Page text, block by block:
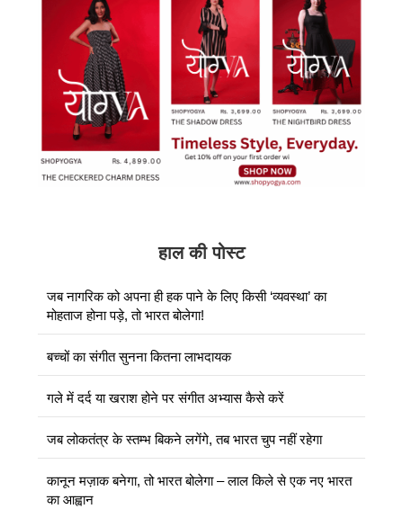
हाल की पोस्ट
जब नागरिक को अपना ही हक पाने के लिए किसी ‘व्यवस्था’ का
मोहताज होना पड़े, तो भारत बोलेगा!
बच्चों का संगीत सुनना कितना लाभदायक
गले में दर्द या खराश होने पर संगीत अभ्यास कैसे करें
जब लोकतंत्र के स्तम्भ बिकने लगेंगे, तब भारत चुप नहीं रहेगा
कानून मज़ाक बनेगा, तो भारत बोलेगा – लाल किले से एक नए भारत
का आह्वान